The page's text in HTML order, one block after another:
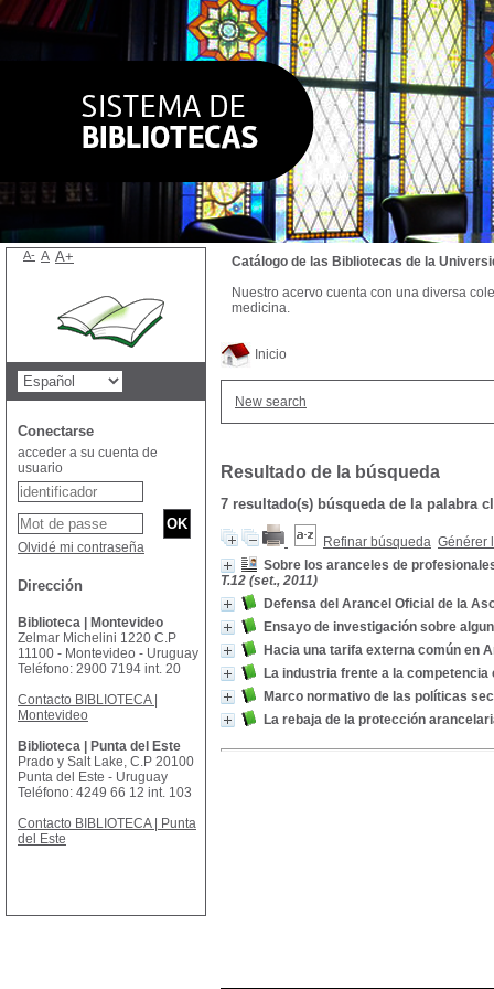
Inicio
New search
Resultado de la búsqueda
7 resultado(s) búsqueda de la palabra
Refinar búsqueda Générer
Sobre los aranceles de
T.12 (set., 2011)
Defensa del Arancel Oficial de la
Ensayo de investigación sobre
Hacia una tarifa externa común en
La industria frente a la competencia
Marco normativo de las políticas
La rebaja de la protección
Catálogo de las Bibliotecas de la
Nuestro acervo cuenta con una diversa
medicina.
A- A A+
Conectarse
acceder a su cuenta de
usuario
Olvidé mi contraseña
Dirección
Biblioteca | Montevideo
Zelmar Michelini 1220 C.P
11100 - Montevideo - Uruguay
Teléfono: 2900 7194 int. 20
Contacto BIBLIOTECA |
Montevideo
Biblioteca | Punta del Este
Prado y Salt Lake, C.P 20100
Punta del Este - Uruguay
Teléfono: 4249 66 12 int. 103
Contacto BIBLIOTECA | Punta
del Este